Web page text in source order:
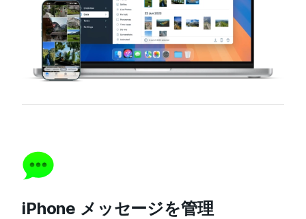
iPhone メッセージを管理